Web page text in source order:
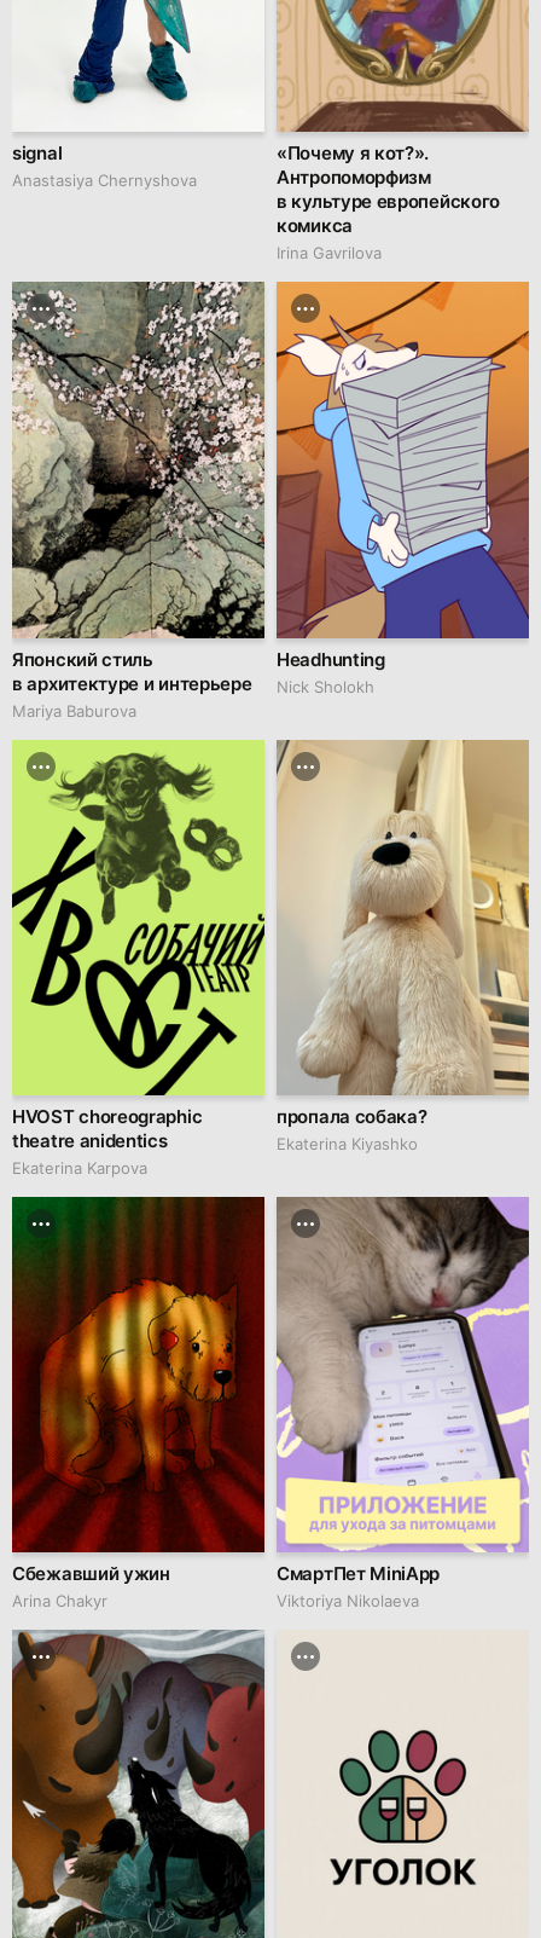
signal
Anastasiya Chernyshova
«Почему я кот?».
Антропоморфизм
в культуре европейского
комикса
Irina Gavrilova
Японский стиль
в архитектуре и интерьере
Mariya Baburova
Headhunting
Nick Sholokh
HVOST choreographic
theatre anidentics
Ekaterina Karpova
пропала собака?
Ekaterina Kiyashko
Сбежавший ужин
Arina Chakyr
СмартПет MiniApp
Viktoriya Nikolaeva